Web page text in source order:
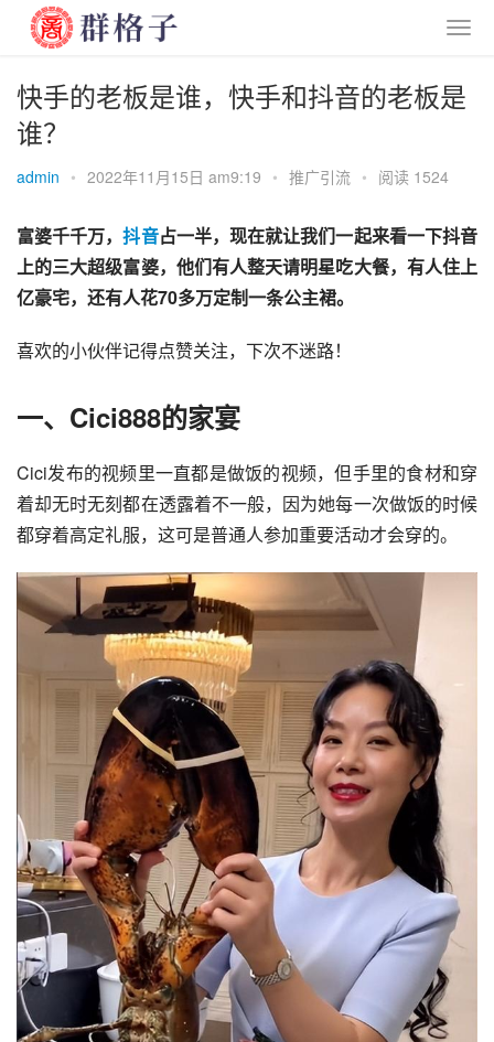
快手的老板是谁，快手和抖音的老板是
谁？
admin • 2022年11月15日 am9:19 • 推广引流 • 阅读 1524
富婆千千万，抖音占一半，现在就让我们一起来看一下抖音
上的三大超级富婆，他们有人整天请明星吃大餐，有人住上
亿豪宅，还有人花70多万定制一条公主裙。
喜欢的小伙伴记得点赞关注，下次不迷路！
一、Cici888的家宴
Cici发布的视频里一直都是做饭的视频，但手里的食材和穿
着却无时无刻都在透露着不一般，因为她每一次做饭的时候
都穿着高定礼服，这可是普通人参加重要活动才会穿的。